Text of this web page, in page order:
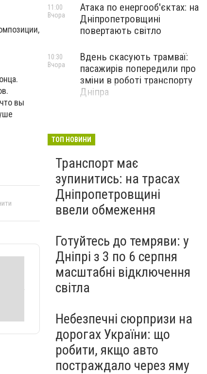
вы
Атака по енергооб'єктах: на
Дніпропетровщині
повертають світло
11:00
Вчора
Вдень скасують трамваї:
пасажирів попередили про
зміни в роботі транспорту
Дніпра
10:30
Вчора
ТОП НОВИНИ
Транспорт має
зупинитись: на трасах
Дніпропетровщині
ввели обмеження
Готуйтесь до темряви: у
Дніпрі з 3 по 6 серпня
масштабні відключення
світла
Небезпечні сюрпризи на
дорогах України: що
робити, якщо авто
постраждало через яму